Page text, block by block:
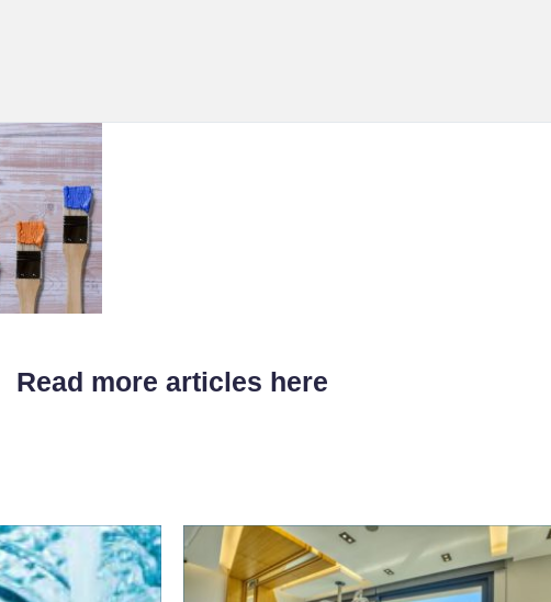
Read more articles here